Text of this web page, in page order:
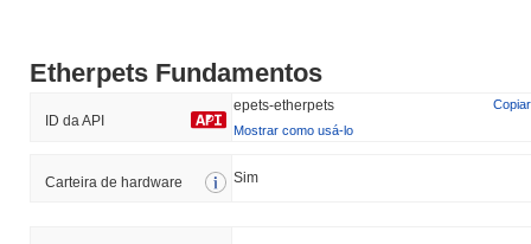
Etherpets Fundamentos
ID da API
epets-etherpets
Copiar
Mostrar como usá-lo
Carteira de hardware Sim